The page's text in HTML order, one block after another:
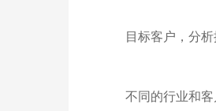
目标客户，分析
不同的行业和客户